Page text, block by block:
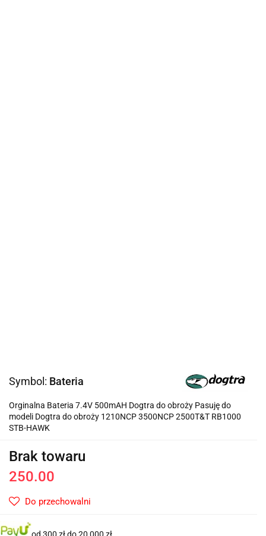
Symbol: Bateria
Orginalna Bateria 7.4V 500mAH Dogtra do obroży Pasuję do
modeli Dogtra do obroży 1210NCP 3500NCP 2500T&T RB1000
STB-HAWK
Brak towaru
250.00
Do przechowalni